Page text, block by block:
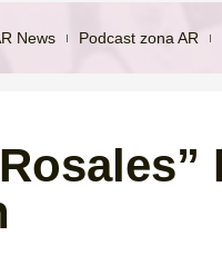
News Podcast zona AR